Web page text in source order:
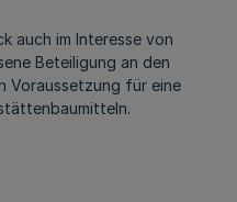
auch im Interesse von
Beteiligung an den
Voraussetzung für eine